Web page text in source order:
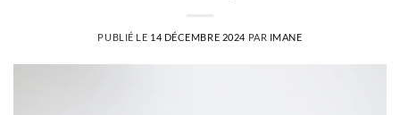
PUBLIÉ LE 14 DÉCEMBRE 2024 PAR IMANE